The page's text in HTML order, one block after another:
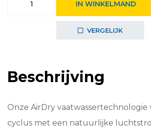
vrijstaande
IN WINKELMAND
VERGELIJK
Beschrijving
Onze AirDry
cyclus met een natuurlijke